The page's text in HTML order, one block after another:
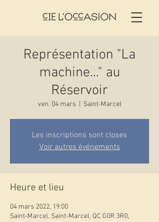
Représentation "La
machine..." au
Réservoir
ven. 04 mars Saint-Marcel
Les inscriptions sont closes
Voir autres événements
Heure et lieu
04 mars 2022, 19:00
Saint-Marcel, Saint-Marcel, QC G0R 3R0,